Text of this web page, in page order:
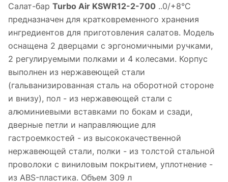
Салат-бар Turbo Air KSWR12-2-700 ..0/+8°С
предназначен для кратковременного хранения
ингредиентов для приготовления салатов. Модель
оснащена 2 дверцами с эргономичными ручками,
2 регулируемыми полками и 4 колесами. Корпус
выполнен из нержавеющей стали
(гальванизированная сталь на оборотной стороне
и внизу), пол - из нержавеющей стали с
алюминиевыми вставками по бокам и сзади,
дверные петли и направляющие для
гастроемкостей - из высококачественной
нержавеющей стали, полки - из толстой стальной
проволоки с виниловым покрытием, уплотнение -
из ABS-пластика. Объем 309 л